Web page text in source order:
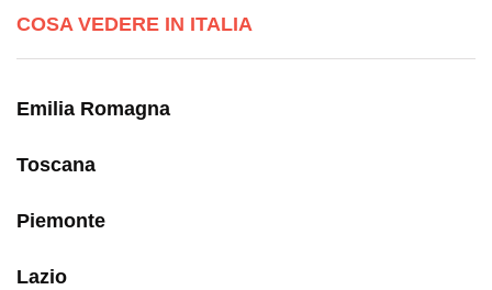
COSA VEDERE IN ITALIA
Emilia Romagna
Toscana
Piemonte
Lazio